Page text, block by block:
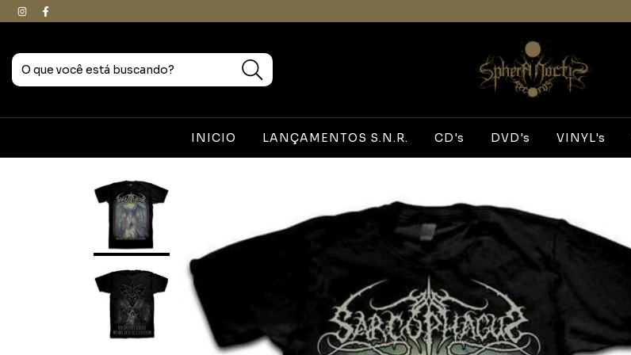
INICIO LANÇAMENTOS S.N.R. CD's DVD's VINYL's